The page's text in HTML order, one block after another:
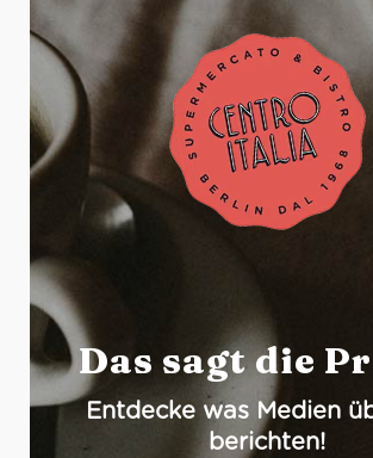
Das sagt die
Entdecke was Medien
berichten!